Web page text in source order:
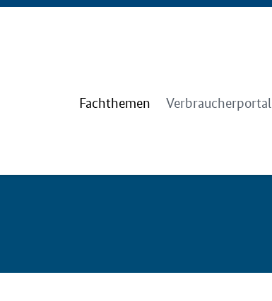
Fachthemen Verbraucherportal